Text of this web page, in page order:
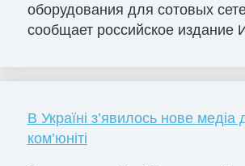
оборудования для сотовых
сообщает российское издание
В Україні з’явилось нове медіа
ком’юніті